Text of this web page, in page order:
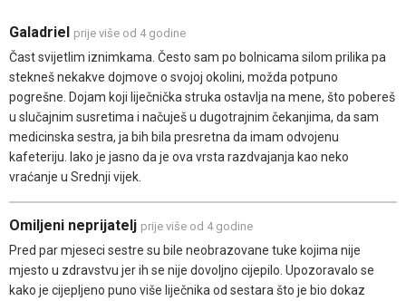
Galadriel prije više od 4 godine
Čast svijetlim iznimkama. Često sam po bolnicama silom prilika pa
stekneš nekakve dojmove o svojoj okolini, možda potpuno
pogrešne. Dojam koji liječnička struka ostavlja na mene, što pobereš
u slučajnim susretima i načuješ u dugotrajnim čekanjima, da sam
medicinska sestra, ja bih bila presretna da imam odvojenu
kafeteriju. Iako je jasno da je ova vrsta razdvajanja kao neko
vraćanje u Srednji vijek.
Omiljeni neprijatelj prije više od 4 godine
Pred par mjeseci sestre su bile neobrazovane tuke kojima nije
mjesto u zdravstvu jer ih se nije dovoljno cijepilo. Upozoravalo se
kako je cijepljeno puno više liječnika od sestara što je bio dokaz